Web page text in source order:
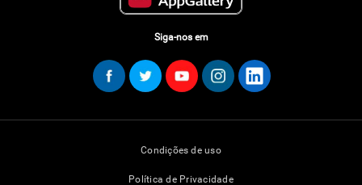
Siga-nos em
Condições de uso
Política de Privacidade